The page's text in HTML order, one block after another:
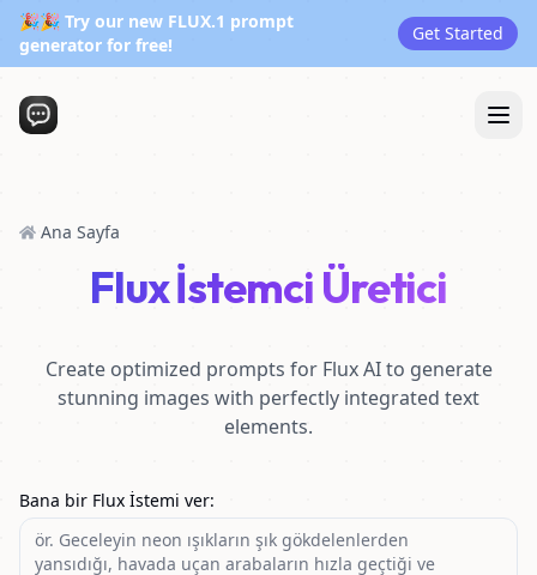
🎉🎉 Try our new FLUX.1 prompt
generator for free!
Get Started
Ana Sayfa
Flux İstemci Üretici
Create optimized prompts for Flux AI to generate
stunning images with perfectly integrated text
elements.
Bana bir Flux İstemi ver: